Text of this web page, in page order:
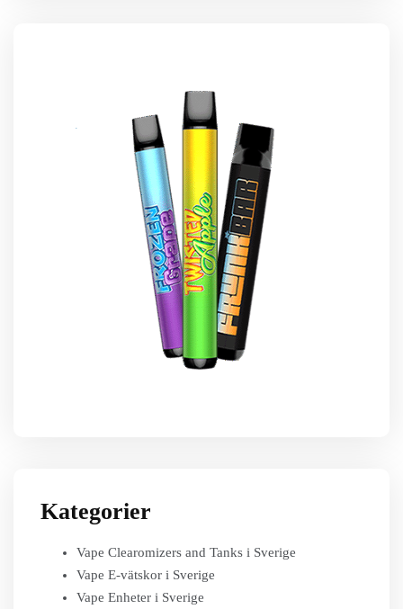
Kategorier
Vape Clearomizers and Tanks i Sverige
Vape E-vätskor i Sverige
Vape Enheter i Sverige